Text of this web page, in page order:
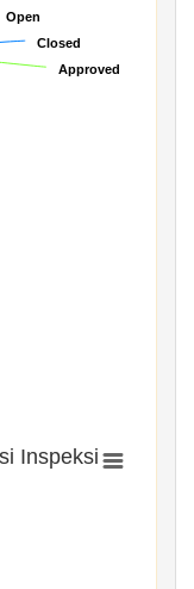
Open
Open
Closed
Closed
Approved
Approved
Inspeksi